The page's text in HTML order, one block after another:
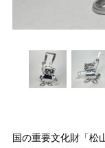
国の重要文化財「松